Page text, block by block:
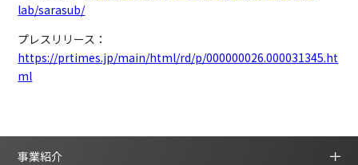
lab/sarasub/
プレスリリース：
https://prtimes.jp/main/html/rd/p/000000026.000031345.ht
ml
事業紹介